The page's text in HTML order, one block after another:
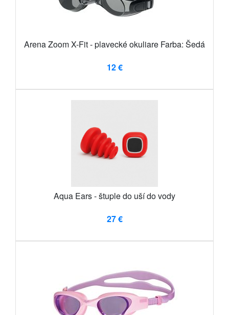
Arena Zoom X-Fit - plavecké okuliare Farba: Šedá
12 €
Aqua Ears - štuple do uší do vody
27 €